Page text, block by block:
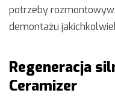
potrzeby
demontażu
Regeneracja
Ceramizer